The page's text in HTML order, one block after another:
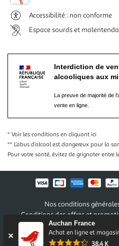
Auchan France
Achat en ligne et
38,4 K
Accessibilité : non conforme
Espace sourds et
Interdiction de
alcooliques aux
La preuve de majorité de
vente en ligne.
* Voir les conditions en cliquant ici
** L’abus d’alcool est dangereux pour la
Pour votre santé, évitez de grignoter entre
Nos conditions
Conditions des offres et
Politique de confidentialité